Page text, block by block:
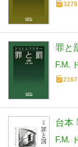
3278
罪と
F.M.
2167
台本
F.M.